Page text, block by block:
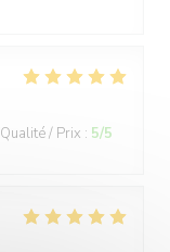
Qualité / Prix : 5/5